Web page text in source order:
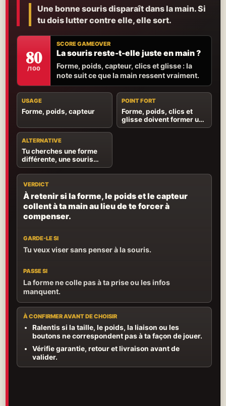
Une bonne souris disparaît dans la main. Si
tu dois lutter contre elle, elle sort.
80
/100
SCORE GAMEOVER
La souris reste-t-elle juste en main ?
Forme, poids, capteur, clics et glisse : la
note suit ce que la main ressent vraiment.
USAGE
Forme, poids, capteur
POINT FORT
Forme, poids, clics et
glisse doivent former un
ensemble naturel.
ALTERNATIVE
Tu cherches une forme
différente, une souris
plus légère ou plus de
commandes utiles.
VERDICT
À retenir si la forme, le poids et le capteur
collent à ta main au lieu de te forcer à
compenser.
GARDE-LE SI
Tu veux viser sans penser à la souris.
PASSE SI
La forme ne colle pas à ta prise ou les infos
manquent.
À CONFIRMER AVANT DE CHOISIR
Ralentis si la taille, le poids, la liaison ou les
boutons ne correspondent pas à ta façon de jouer.
Vérifie garantie, retour et livraison avant de
valider.